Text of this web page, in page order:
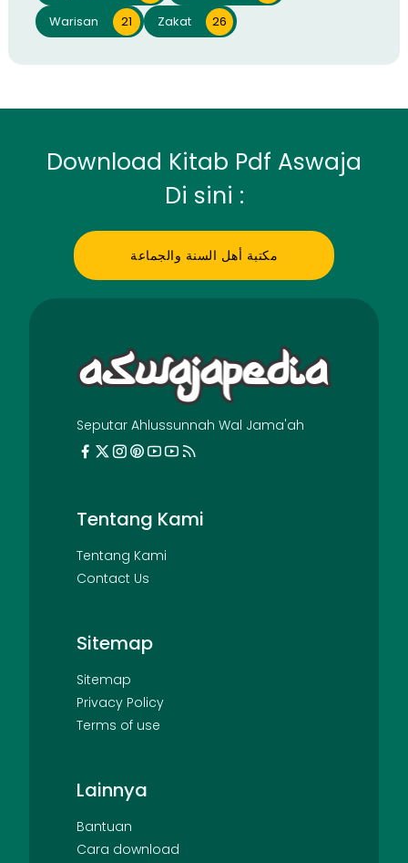
Warisan
21 Zakat 26
Download Kitab Pdf Aswaja
Di sini :
مكتبة أهل السنة والجماعة
Seputar Ahlussunnah Wal Jama'ah
Tentang Kami
Tentang Kami
Contact Us
Sitemap
Sitemap
Privacy Policy
Terms of use
Lainnya
Bantuan
Cara download